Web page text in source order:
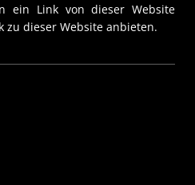
ein Link von dieser Website
zu dieser Website anbieten.